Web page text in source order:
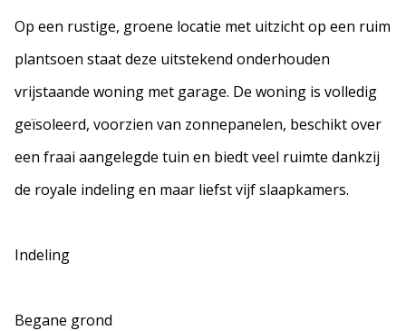
Op een rustige, groene locatie met uitzicht op een ruim
plantsoen staat deze uitstekend onderhouden
vrijstaande woning met garage. De woning is volledig
geïsoleerd, voorzien van zonnepanelen, beschikt over
een fraai aangelegde tuin en biedt veel ruimte dankzij
de royale indeling en maar liefst vijf slaapkamers.
Indeling
Begane grond